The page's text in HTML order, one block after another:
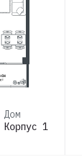
Дом
Корпус 1